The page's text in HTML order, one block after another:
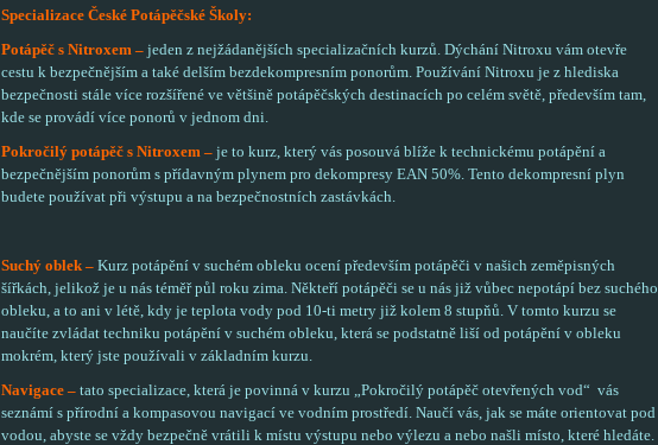
Specializace České Potápěčské Školy:
Potápěč s Nitroxem – jeden z nejžádanějších specializačních kurzů. Dýchání Nitroxu vám otevře
cestu k bezpečnějším a také delším bezdekompresním ponorům. Používání Nitroxu je z hlediska
bezpečnosti stále více rozšířené ve většině potápěčských destinacích po celém světě, především tam,
kde se provádí více ponorů v jednom dni.
Pokročilý potápěč s Nitroxem – je to kurz, který vás posouvá blíže k technickému potápění a
bezpečnějším ponorům s přídavným plynem pro dekompresy EAN 50%. Tento dekompresní plyn
budete používat při výstupu a na bezpečnostních zastávkách.
Suchý oblek – Kurz potápění v suchém obleku ocení především potápěči v našich zeměpisných
šířkách, jelikož je u nás téměř půl roku zima. Někteří potápěči se u nás již vůbec nepotápí bez suchého
obleku, a to ani v létě, kdy je teplota vody pod 10-ti metry již kolem 8 stupňů. V tomto kurzu se
naučíte zvládat techniku potápění v suchém obleku, která se podstatně liší od potápění v obleku
mokrém, který jste používali v základním kurzu.
Navigace – tato specializace, která je povinná v kurzu „Pokročilý potápěč otevřených vod“ vás
seznámí s přírodní a kompasovou navigací ve vodním prostředí. Naučí vás, jak se máte orientovat pod
vodou, abyste se vždy bezpečně vrátili k místu výstupu nebo výlezu a nebo našli místo, které hledáte.